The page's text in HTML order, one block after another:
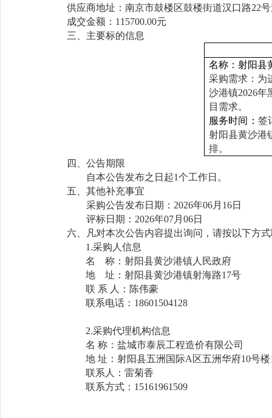
供应商地址：南京市鼓楼区鼓楼街道汉口路22
成交金额： 115700.00元
三
主要标的信息
名称：射阳县
采购需求：为
沙港镇2026年
目需求。
服务时间 ： 签
射阳县黄沙港
排。
四
、公告期限
自本公告发布之日起1个工作日。
五 、其他补充事宜
采购公告发布日期： 2026年06月 16日
评标日期： 2026年07月 06日
六 、凡对本次公告内容提出询问，请按以下方
1.采购人信息
名
称：射阳县黄沙港镇人民政府
地
址：射阳县黄沙港镇射海路17号
联 系 人：陈伟豪
联系电话： 18601504128
2.采购代理机构信息
名 称：盐城市泰辰工程造价有限公司
地 址：射阳县五洲国际A区五洲华府10号楼
联系人：雷菊香
联系方式： 15161961509